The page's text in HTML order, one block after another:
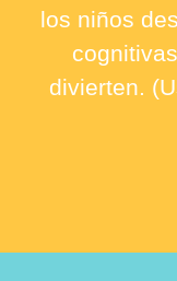
los niños
divierten.